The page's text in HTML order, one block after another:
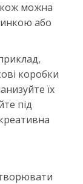
можна
або
коробки
їх
під